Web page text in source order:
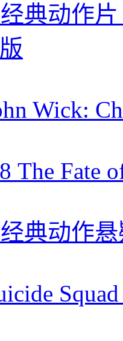
典动作
Wick:
The Fate
典动作